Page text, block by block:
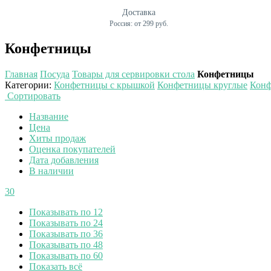
Доставка
Россия: от 299 руб.
Конфетницы
Главная Посуда Товары для сервировки стола Конфетницы
Категории: Конфетницы с крышкой Конфетницы круглые
Сортировать
Название
Цена
Хиты продаж
Оценка покупателей
Дата добавления
В наличии
30
Показывать по 12
Показывать по 24
Показывать по 36
Показывать по 48
Показывать по 60
Показать всё